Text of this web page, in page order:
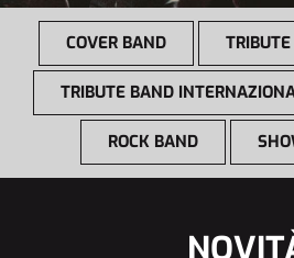
COVER BAND
TRIBUTE BAND
ROCK BAND